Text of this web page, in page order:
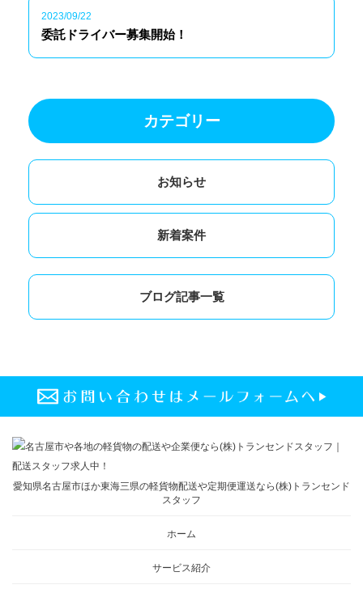
2023/09/22
委託ドライバー募集開始！
カテゴリー
お知らせ
新着案件
ブログ記事一覧
愛知県名古屋市ほか東海三県の軽貨物配送や定期便運送なら(株)トランセンド
スタッフ
ホーム
サービス紹介